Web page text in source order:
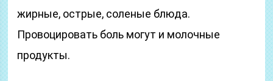
жирные, острые, соленые блюда.
Провоцировать боль могут и молочные
продукты.